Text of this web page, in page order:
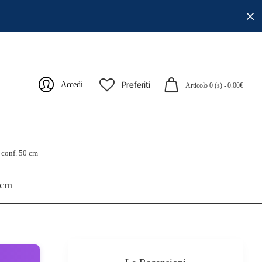
Accedi Preferiti Articolo 0 (s) - 0.00€
50 cm